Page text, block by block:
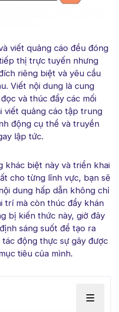
viết quảng cáo đều đóng
thị trực tuyến nhưng
riêng biệt và yêu cầu
Viết nội dung là cung
và thúc đẩy các mối
viết quảng cáo tập trung
động cụ thể và truyền
lập tức.
khác biệt này và triển khai
cho từng lĩnh vực, bạn sẽ
dung hấp dẫn không chỉ
trí mà còn thúc đẩy khán
bị kiến ​​thức này, giờ đây
sáng suốt để tạo ra
động thực sự gây được
tiêu của mình.